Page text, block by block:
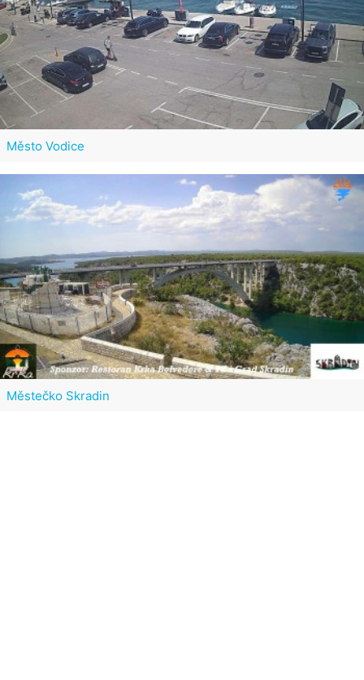
Město Vodice
Městečko Skradin